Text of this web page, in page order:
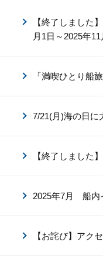
【終了しました
月1日～2025年11
「満喫ひとり船
7/21(月)海の日に
【終了しました
2025年7月 船内
【お詫び】アク